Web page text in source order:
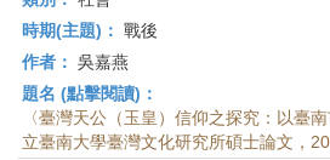
時期(主題)： 戰後
作者： 吳嘉燕
題名 (點擊閱讀)：
〈臺灣天公（玉皇）信仰之探究：以臺
立臺南大學臺灣文化研究所碩士論文，